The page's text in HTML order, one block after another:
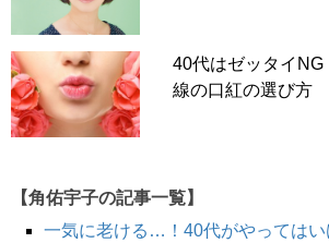
40代はゼッタイNG
線の口紅の選び方
【角佑宇子の記事一覧】
一気に老ける…！40代がやってはい